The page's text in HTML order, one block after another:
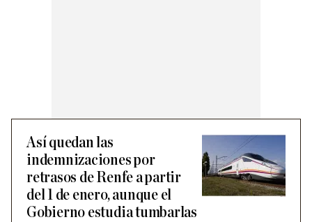
Así quedan las
indemnizaciones por
retrasos de Renfe a partir
del 1 de enero, aunque el
Gobierno estudia tumbarlas